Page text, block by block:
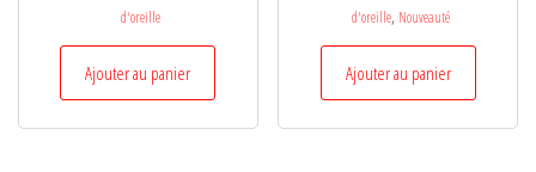
d'oreille
Ajouter au panier
d'oreille, Nouveauté
Ajouter au panier